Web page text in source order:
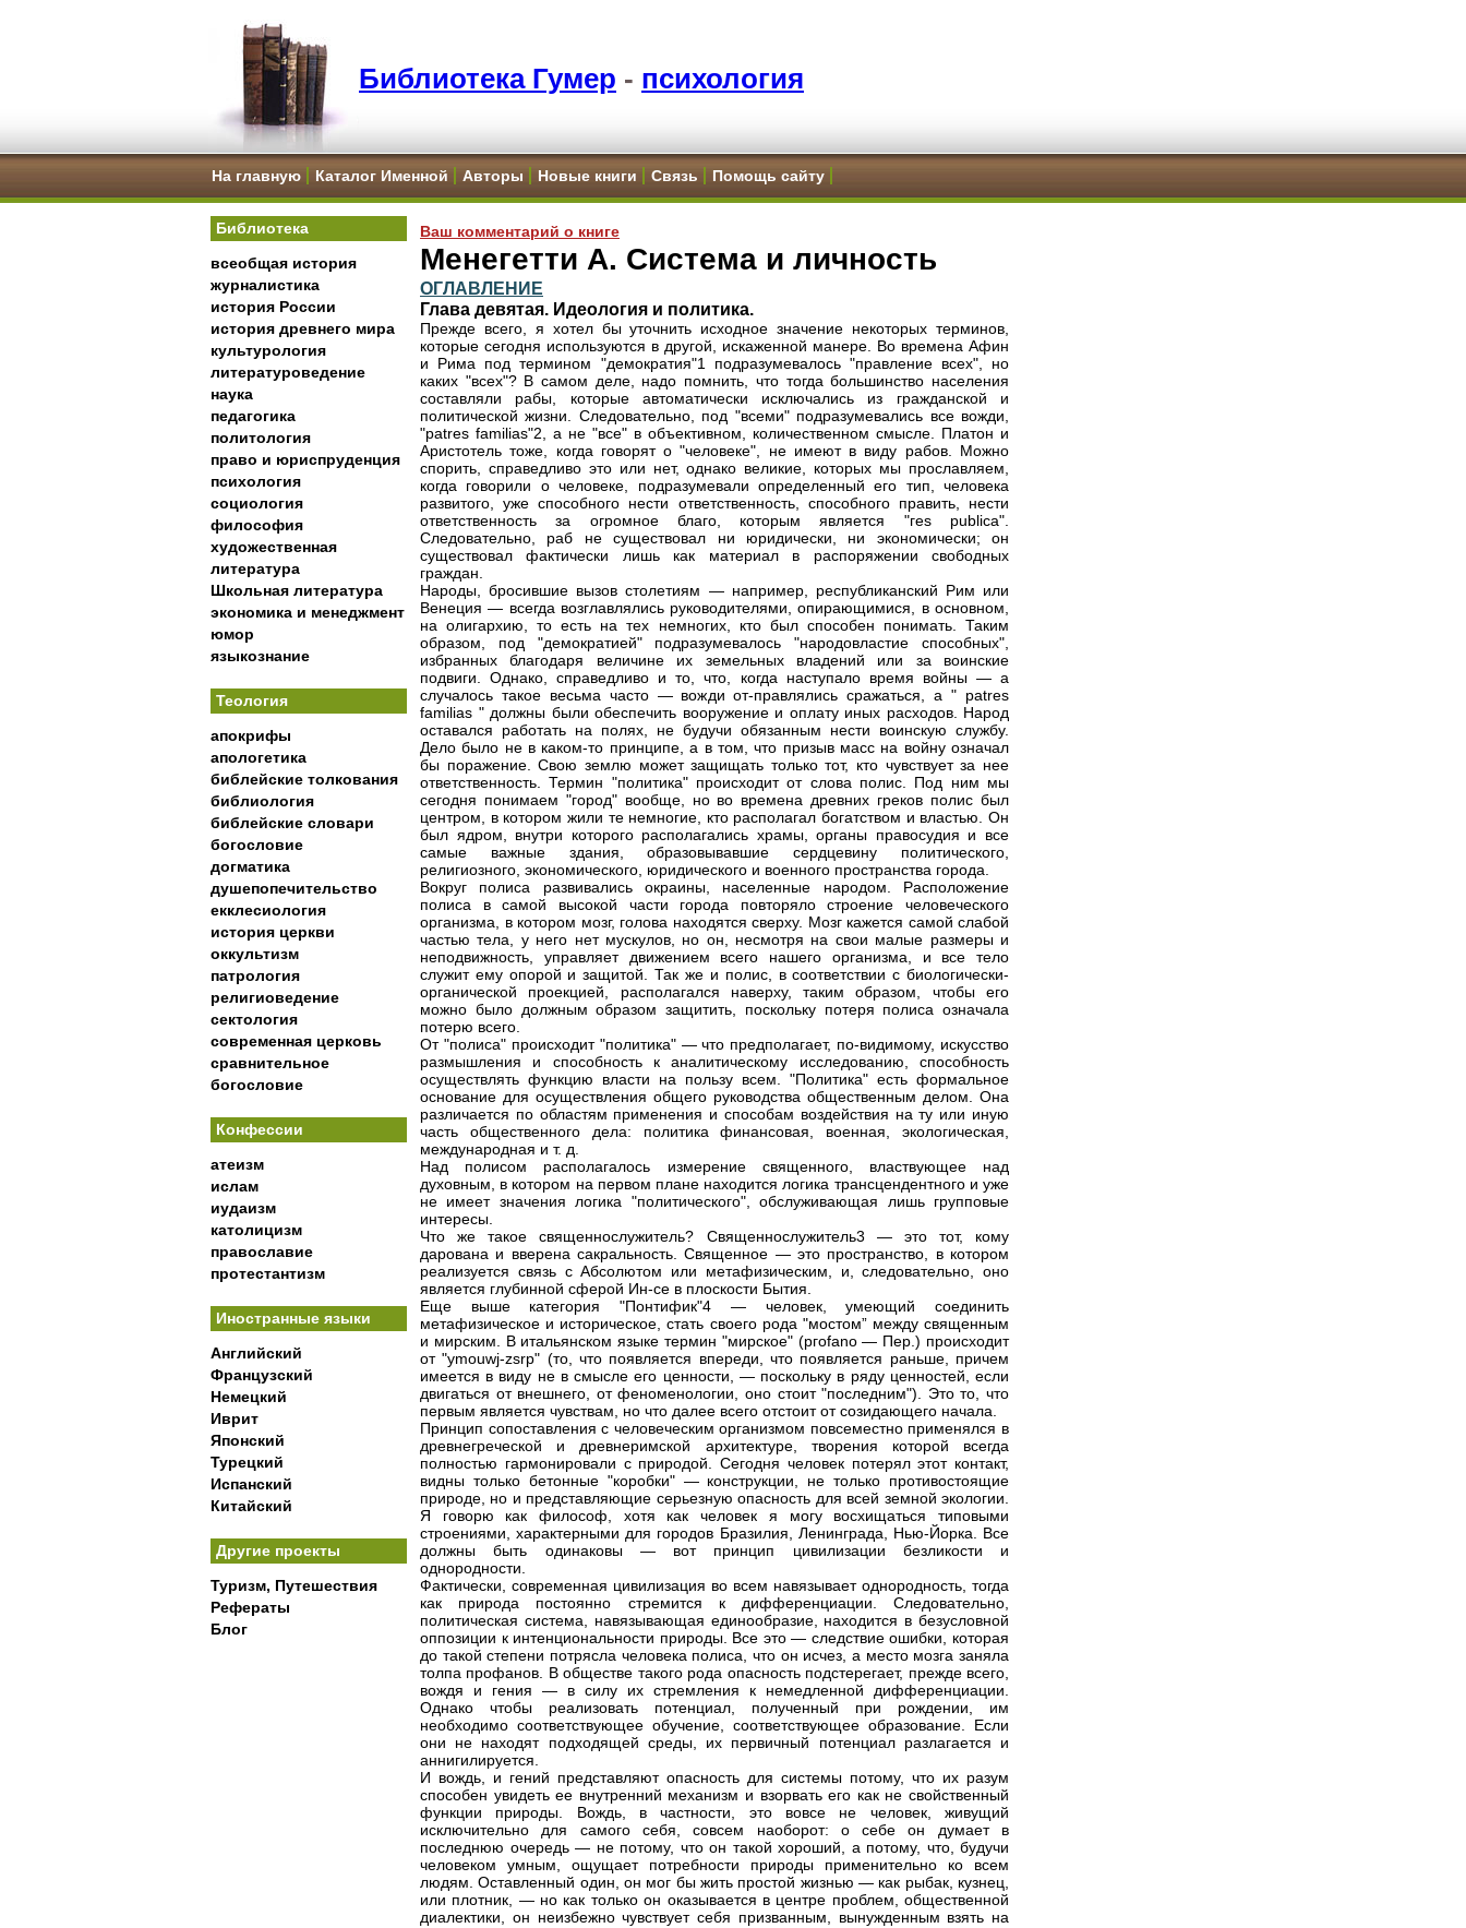
Библиотека Гумер - психология
На главную Каталог Именной Авторы Новые книги Связь Помощь сайту
Библиотека
всеобщая история
журналистика
история России
история древнего мира
культурология
литературоведение
наука
педагогика
политология
право и юриспруденция
психология
социология
философия
художественная
литература
Школьная литература
экономика и менеджмент
юмор
языкознание
Теология
апокрифы
апологетика
библейские толкования
библиология
библейские словари
богословие
догматика
душепопечительство
екклесиология
история церкви
оккультизм
патрология
религиоведение
сектология
современная церковь
сравнительное
богословие
Конфессии
атеизм
ислам
иудаизм
католицизм
православие
протестантизм
Иностранные языки
Английский
Французский
Немецкий
Иврит
Японский
Турецкий
Испанский
Китайский
Другие проекты
Туризм, Путешествия
Рефераты
Блог
Ваш комментарий о книге
Менегетти А. Система и личность
ОГЛАВЛЕНИЕ
Глава девятая. Идеология и политика.
Прежде всего, я хотел бы уточнить исходное значение некоторых терминов,
которые сегодня используются в другой, искаженной манере. Во времена Афин
и Рима под термином "демократия"1 подразумевалось "правление всех", но
каких "всех"? В самом деле, надо помнить, что тогда большинство населения
составляли рабы, которые автоматически исключались из гражданской и
политической жизни. Следовательно, под "всеми" подразумевались все вожди,
"patres familias"2, а не "все" в объективном, количественном смысле. Платон и
Аристотель тоже, когда говорят о "человеке", не имеют в виду рабов. Можно
спорить, справедливо это или нет, однако великие, которых мы прославляем,
когда говорили о человеке, подразумевали определенный его тип, человека
развитого, уже способного нести ответственность, способного править, нести
ответственность за огромное благо, которым является "геs publica".
Следовательно, раб не существовал ни юридически, ни экономически; он
существовал фактически лишь как материал в распоряжении свободных
граждан.
Народы, бросившие вызов столетиям — например, республиканский Рим или
Венеция — всегда возглавлялись руководителями, опирающимися, в основном,
на олигархию, то есть на тех немногих, кто был способен понимать. Таким
образом, под "демократией" подразумевалось "народовластие способных",
избранных благодаря величине их земельных владений или за воинские
подвиги. Однако, справедливо и то, что, когда наступало время войны — а
случалось такое весьма часто — вожди от-правлялись сражаться, а " patres
familias " должны были обеспечить вооружение и оплату иных расходов. Народ
оставался работать на полях, не будучи обязанным нести воинскую службу.
Дело было не в каком-то принципе, а в том, что призыв масс на войну означал
бы поражение. Свою землю может защищать только тот, кто чувствует за нее
ответственность. Термин "политика" происходит от слова полис. Под ним мы
сегодня понимаем "город" вообще, но во времена древних греков полис был
центром, в котором жили те немногие, кто располагал богатством и властью. Он
был ядром, внутри которого располагались храмы, органы правосудия и все
самые важные здания, образовывавшие сердцевину политического,
религиозного, экономического, юридического и военного пространства города.
Вокруг полиса развивались окраины, населенные народом. Расположение
полиса в самой высокой части города повторяло строение человеческого
организма, в котором мозг, голова находятся сверху. Мозг кажется самой слабой
частью тела, у него нет мускулов, но он, несмотря на свои малые размеры и
неподвижность, управляет движением всего нашего организма, и все тело
служит ему опорой и защитой. Так же и полис, в соответствии с биологически-
органической проекцией, располагался наверху, таким образом, чтобы его
можно было должным образом защитить, поскольку потеря полиса означала
потерю всего.
От "полиса" происходит "политика" — что предполагает, по-видимому, искусство
размышления и способность к аналитическому исследованию, способность
осуществлять функцию власти на пользу всем. "Политика" есть формальное
основание для осуществления общего руководства общественным делом. Она
различается по областям применения и способам воздействия на ту или иную
часть общественного дела: политика финансовая, военная, экологическая,
международная и т. д.
Над полисом располагалось измерение священного, властвующее над
духовным, в котором на первом плане находится логика трансцендентного и уже
не имеет значения логика "политического", обслуживающая лишь групповые
интересы.
Что же такое священнослужитель? Священнослужитель3 — это тот, кому
дарована и вверена сакральность. Священное — это пространство, в котором
реализуется связь с Абсолютом или метафизическим, и, следовательно, оно
является глубинной сферой Ин-се в плоскости Бытия.
Еще выше категория "Понтифик"4 — человек, умеющий соединить
метафизическое и историческое, стать своего рода "мостом” между священным
и мирским. В итальянском языке термин "мирское" (ргofano — Пер.) происходит
от "ymouwj-zsrp" (то, что появляется впереди, что появляется раньше, причем
имеется в виду не в смысле его ценности, — поскольку в ряду ценностей, если
двигаться от внешнего, от феноменологии, оно стоит "последним"). Это то, что
первым является чувствам, но что далее всего отстоит от созидающего начала.
Принцип сопоставления с человеческим организмом повсеместно применялся в
древнегреческой и древнеримской архитектуре, творения которой всегда
полностью гармонировали с природой. Сегодня человек потерял этот контакт,
видны только бетонные "коробки" — конструкции, не только противостоящие
природе, но и представляющие серьезную опасность для всей земной экологии.
Я говорю как философ, хотя как человек я могу восхищаться типовыми
строениями, характерными для городов Бразилия, Ленинграда, Нью-Йорка. Все
должны быть одинаковы — вот принцип цивилизации безликости и
однородности.
Фактически, современная цивилизация во всем навязывает однородность, тогда
как природа постоянно стремится к дифференциации. Следовательно,
политическая система, навязывающая единообразие, находится в безусловной
оппозиции к интенциональности природы. Все это — следствие ошибки, которая
до такой степени потрясла человека полиса, что он исчез, а место мозга заняла
толпа профанов. В обществе такого рода опасность подстерегает, прежде всего,
вождя и гения — в силу их стремления к немедленной дифференциации.
Однако чтобы реализовать потенциал, полученный при рождении, им
необходимо соответствующее обучение, соответствующее образование. Если
они не находят подходящей среды, их первичный потенциал разлагается и
аннигилируется.
И вождь, и гений представляют опасность для системы потому, что их разум
способен увидеть ее внутренний механизм и взорвать его как не свойственный
функции природы. Вождь, в частности, это вовсе не человек, живущий
исключительно для самого себя, совсем наоборот: о себе он думает в
последнюю очередь — не потому, что он такой хороший, а потому, что, будучи
человеком умным, ощущает потребности природы применительно ко всем
людям. Оставленный один, он мог бы жить простой жизнью — как рыбак, кузнец,
или плотник, — но как только он оказывается в центре проблем, общественной
диалектики, он неизбежно чувствует себя призванным, вынужденным взять на